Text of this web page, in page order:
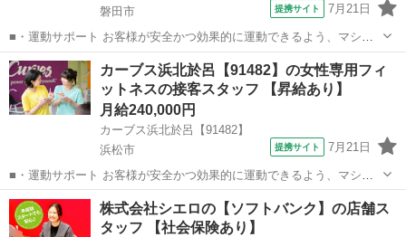
磐田市
提携サイト 7月21日
■・運動サポート お客様が安全かつ効果的に運動できるよう、マシン
の使い方をアドバイスします。運動が初めての方や苦手な方がほとん
どなので、難しい指導はありません。「今日はこの動きを意識しまし
ょう！」といったお声がけをしながら、...
静岡 磐田市 その他
カーブス浜北於呂【91482】の女性専用フィ
ットネスの接客スタッフ 【昇給あり】
月給240,000円
カーブス浜北於呂【91482】
浜松市
提携サイト 7月21日
■・運動サポート お客様が安全かつ効果的に運動できるよう、マシン
の使い方をアドバイスします。運動が初めての方や苦手な方がほとん
どなので、難しい指導はありません。「今日はこの動きを意識しまし
ょう！」といったお声がけをしながら、...
静岡 浜松市 その他
株式会社シエロの【ソフトバンク】の店舗ス
タッフ 【社会保険あり】